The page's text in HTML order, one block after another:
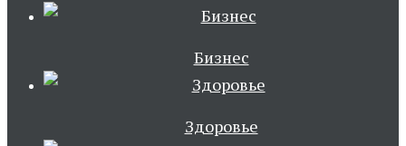
Бизнес
Здоровье